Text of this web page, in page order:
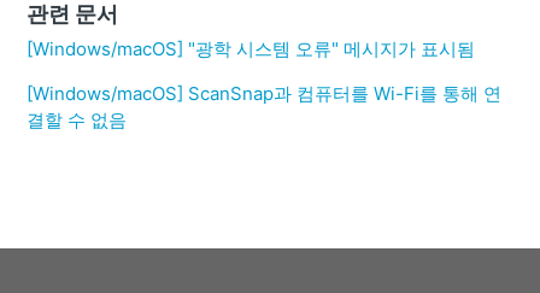
관련 문서
[Windows/macOS] "광학 시스템 오류" 메시지가 표시됨
[Windows/macOS] ScanSnap과 컴퓨터를 Wi-Fi를 통해 연
결할 수 없음